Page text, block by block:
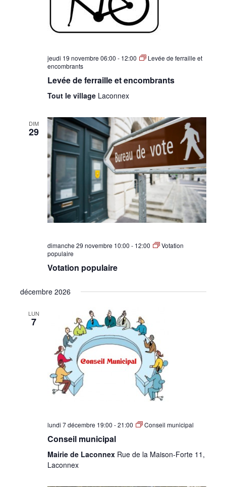
jeudi 19 novembre 06:00 - 12:00
Levée de ferraille et
encombrants
Levée de ferraille et encombrants
Tout le village Laconnex
DIM
29
dimanche 29 novembre 10:00 - 12:00
Votation
populaire
Votation populaire
décembre 2026
LUN
7
lundi 7 décembre 19:00 -21:00 Conseil municipal
Conseil municipal
Mairie de Laconnex Rue de la Maison-Forte 11,
Laconnex